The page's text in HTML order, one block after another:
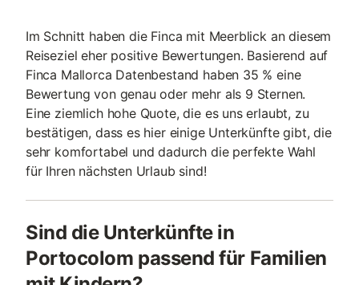
Im Schnitt haben die Finca mit Meerblick an diesem
Reiseziel eher positive Bewertungen. Basierend auf
Finca Mallorca Datenbestand haben 35 % eine
Bewertung von genau oder mehr als 9 Sternen.
Eine ziemlich hohe Quote, die es uns erlaubt, zu
bestätigen, dass es hier einige Unterkünfte gibt, die
sehr komfortabel und dadurch die perfekte Wahl
für Ihren nächsten Urlaub sind!
Sind die Unterkünfte in
Portocolom passend für Familien